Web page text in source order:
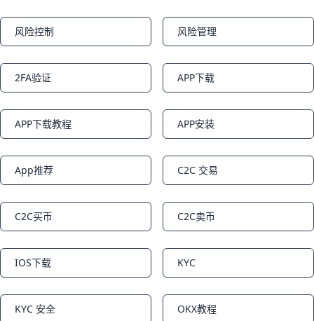
Notifications
风险控制 Notifications
风险管理
Notifications
2FA验证 Notifications
APP下载
Notifications
APP下载教程 Notifications
APP安装
Notifications
App推荐 Notifications
C2C 交易
Notifications
C2C买币 Notifications
C2C卖币
Notifications
IOS下载 Notifications
KYC
Notifications
KYC 安全 Notifications
OKX教程